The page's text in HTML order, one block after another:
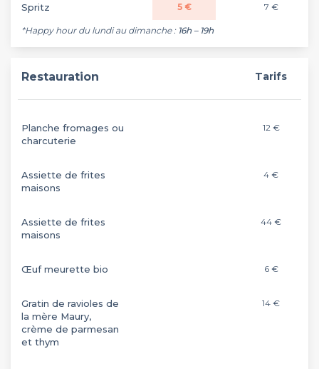
Spritz 5 € 7 €
*Happy hour du lundi au dimanche : 16h – 19h
Restauration Tarifs
Planche fromages ou
charcuterie
12 €
Assiette de frites
maisons
4 €
Assiette de frites
maisons
44 €
Œuf meurette bio 6 €
Gratin de ravioles de
la mère Maury,
crème de parmesan
et thym
14 €